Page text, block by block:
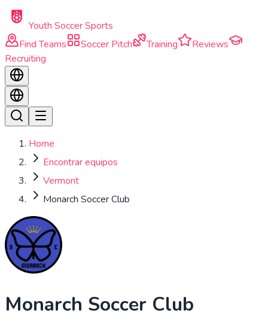
Skip to main content
Youth Soccer Sports
Find Teams
Soccer Pitch Training
Reviews
Recruiting
Home
Encontrar equipos
Vermont
Monarch Soccer Club
Monarch Soccer Club